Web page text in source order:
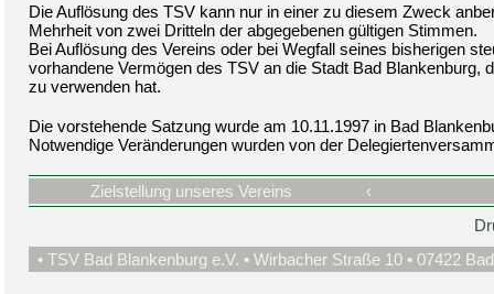
Die Auflösung des TSV kann nur in einer zu diesem Zweck
Mehrheit von zwei Dritteln der abgegebenen gültigen Stimmen.
Bei Auflösung des Vereins oder bei Wegfall seines bisherigen
vorhandene Vermögen des TSV an die Stadt Bad
zu verwenden hat.
Die vorstehende Satzung wurde am 10.11.1997 in Bad
Notwendige Veränderungen wurden von der
Zielstellung unseres Vereins
‹
• TSV Bad Blankenburg e.V. • Wirbacher Straße 10 • 07422